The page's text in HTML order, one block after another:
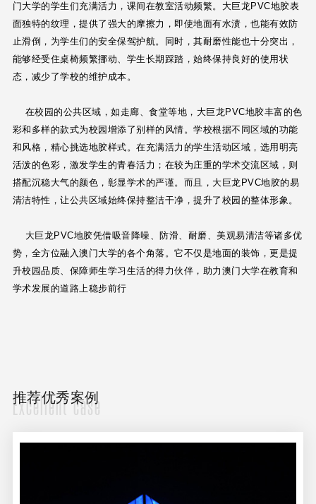
门大学的学生们充满活力，课间在教室活动频繁。大巨龙PVC地胶表
面独特的纹理，提供了强大的摩擦力，即使地面有水渍，也能有效防
止滑倒，为学生们的安全保驾护航。同时，其耐磨性能也十分突出，
能够经受住桌椅频繁挪动、学生长期踩踏，始终保持良好的使用状
态，减少了学校的维护成本。
在校园的公共区域，如走廊、食堂等地，大巨龙PVC地胶丰富的色
彩和多样的款式为校园增添了别样的风情。学校根据不同区域的功能
和风格，精心挑选地胶样式。在充满活力的学生活动区域，选用明亮
活泼的色彩，激发学生的青春活力；在较为庄重的学术交流区域，则
搭配沉稳大气的颜色，彰显学术的严谨。而且，大巨龙PVC地胶的易
清洁特性，让公共区域始终保持整洁干净，提升了校园的整体形象。
大巨龙PVC地胶凭借吸音降噪、防滑、耐磨、美观易清洁等诸多优
势，全方位融入澳门大学的各个角落。它不仅是地面的装饰，更是提
升校园品质、保障师生学习生活的得力伙伴，助力澳门大学在教育和
学术发展的道路上稳步前行
Excellent case
推荐优秀案例